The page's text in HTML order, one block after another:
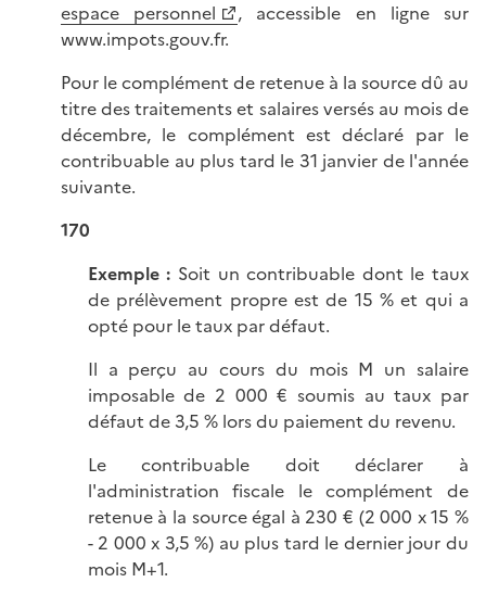
espace personnel
, accessible en ligne sur
www.impots.gouv.fr.
Pour le complément de retenue à la source dû au
titre des traitements et salaires versés au mois de
décembre, le complément est déclaré par le
contribuable au plus tard le 31 janvier de l'année
suivante.
170
Exemple : Soit un contribuable dont le taux
de prélèvement propre est de 15 % et qui a
opté pour le taux par défaut.
Il a perçu au cours du mois M un salaire
imposable de 2 000 € soumis au taux par
défaut de 3,5 % lors du paiement du revenu.
Le contribuable doit déclarer à
l'administration fiscale le complément de
retenue à la source égal à 230 € (2 000 x 15 %
- 2 000 x 3,5 %) au plus tard le dernier jour du
mois M+1.